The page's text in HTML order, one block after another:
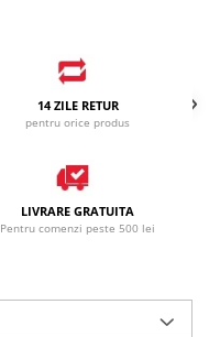
14 ZILE RETUR
pentru orice produs
LIVRARE GRATUITA
Pentru comenzi peste 500 lei